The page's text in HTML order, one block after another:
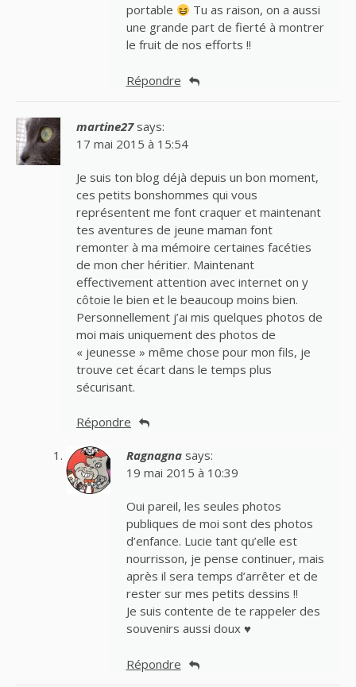
portable
Tu as raison, on a aussi
une grande part de fierté à montrer
le fruit de nos efforts !!
Répondre
martine27 says:
17 mai 2015 à 15:54
Je suis ton blog déjà depuis un bon moment,
ces petits bonshommes qui vous
représentent me font craquer et maintenant
tes aventures de jeune maman font
remonter à ma mémoire certaines facéties
de mon cher héritier. Maintenant
effectivement attention avec internet on y
côtoie le bien et le beaucoup moins bien.
Personnellement j’ai mis quelques photos de
moi mais uniquement des photos de
« jeunesse » même chose pour mon fils, je
trouve cet écart dans le temps plus
sécurisant.
Répondre
Ragnagna says:
19 mai 2015 à 10:39
Oui pareil, les seules photos
publiques de moi sont des photos
d’enfance. Lucie tant qu’elle est
nourrisson, je pense continuer, mais
après il sera temps d’arrêter et de
rester sur mes petits dessins !!
Je suis contente de te rappeler des
souvenirs aussi doux ♥
Répondre